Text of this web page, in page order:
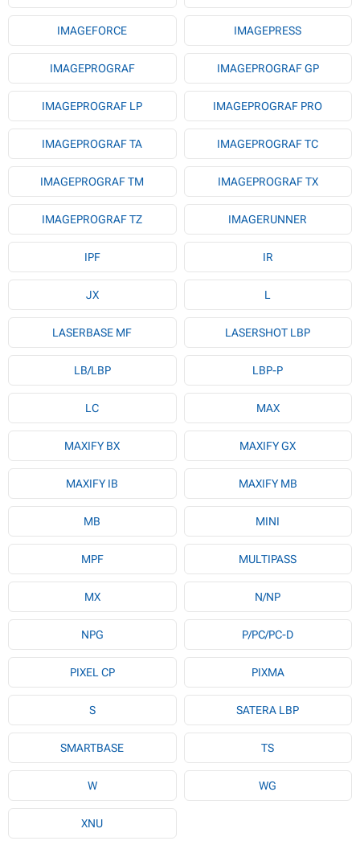
IMAGEFORCE IMAGEPRESS
IMAGEPROGRAF IMAGEPROGRAF GP
IMAGEPROGRAF LP IMAGEPROGRAF PRO
IMAGEPROGRAF TA IMAGEPROGRAF TC
IMAGEPROGRAF TM IMAGEPROGRAF TX
IMAGEPROGRAF TZ IMAGERUNNER
IPF IR
JX L
LASERBASE MF LASERSHOT LBP
LB/LBP LBP-P
LC MAX
MAXIFY BX MAXIFY GX
MAXIFY IB MAXIFY MB
MB MINI
MPF MULTIPASS
MX N/NP
NPG P/PC/PC-D
PIXEL CP PIXMA
S SATERA LBP
SMARTBASE TS
W WG
XNU